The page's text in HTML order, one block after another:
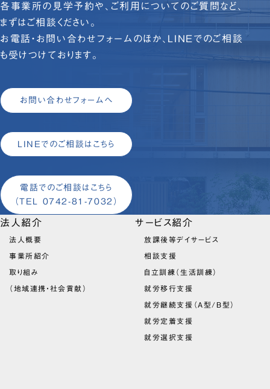
各事業所の見学予約や、ご利用についてのご質問など、
まずはご相談ください。
お電話・お問い合わせフォームのほか、LINEでのご相談
も受けつけております。
お問い合わせフォームへ
LINEでのご相談はこちら
電話でのご相談はこちら
（TEL 0742-81-7032）
法人紹介
法人概要
事業所紹介
取り組み
（地域連携・社会貢献）
サービス紹介
放課後等デイサービス
相談支援
自立訓練（生活訓練）
就労移行支援
就労継続支援（A型/B型）
就労定着支援
就労選択支援